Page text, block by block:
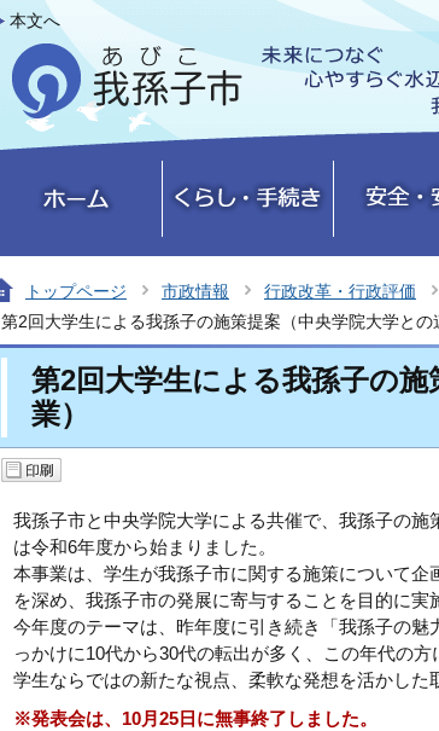
本文へ
トップページ 市政情報 行政改革・行政評価
第2回大学生による我孫子の施策提案（中央学院大学との
第2回大学生による我孫子の
業）
我孫子市と中央学院大学による共催で、我孫子の
は令和6年度から始まりました。
本事業は、学生が我孫子市に関する施策について
を深め、我孫子市の発展に寄与することを目的に実
今年度のテーマは、昨年度に引き続き「我孫子の
っかけに10代から30代の転出が多く、この年代の
学生ならではの新たな視点、柔軟な発想を活かした
※発表会は、10月25日に無事終了しました。